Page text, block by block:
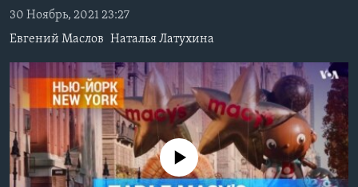
ПерейтиПОЧЕМУ ЭТО ВАЖНО?
ДЕТАЛИ
НЬЮ-ЙОРК NEW YORK
АМЕРИКА. БОЛЬШОЕ ПУТЕШЕСТВИЕ
А КАК В АМЕРИКЕ?
АМЕРИКАНСКИЕ ГОРОДКИ
ТЕСТЫ
ФАКТЫ ПРОТИВ ФЕЙКОВ
УЧИМ АНГЛИЙСКИЙ
ВИДЕО
ПОДПИСКА НА НОВОСТИ
Learning English
30 Ноябрь, 2021 23:27
Евгений Маслов Наталья Латухина
No media source currently available